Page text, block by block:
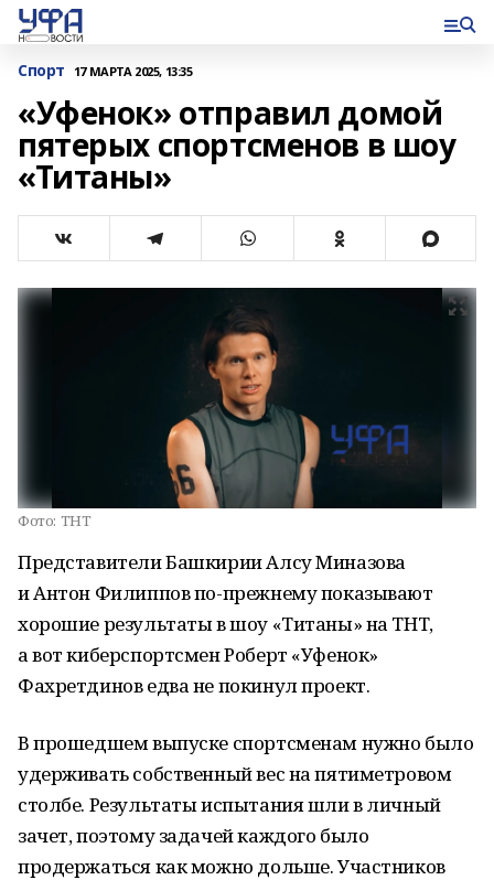
Спорт 17 МАРТА 2025, 13:35
«Уфенок» отправил домой
пятерых спортсменов в шоу
«Титаны»
Фото: ТНТ
Представители Башкирии Алсу Миназова
и Антон Филиппов по-прежнему показывают
хорошие результаты в шоу «Титаны» на ТНТ,
а вот киберспортсмен Роберт «Уфенок»
Фахретдинов едва не покинул проект.
В прошедшем выпуске спортсменам нужно было
удерживать собственный вес на пятиметровом
столбе. Результаты испытания шли в личный
зачет, поэтому задачей каждого было
продержаться как можно дольше. Участников